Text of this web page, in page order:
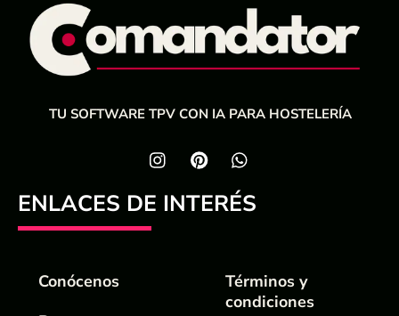
TU SOFTWARE TPV CON IA PARA HOSTELERÍA
ENLACES DE INTERÉS
Conócenos
Términos y
condiciones